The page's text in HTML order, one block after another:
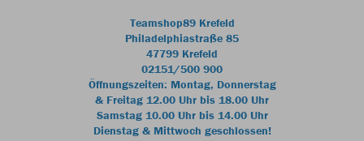
Teamshop89 Krefeld
Philadelphiastraße 85
47799 Krefeld
02151/500 900
Öffnungszeiten: Montag, Donnerstag
& Freitag 12.00 Uhr bis 18.00 Uhr
Samstag 10.00 Uhr bis 14.00 Uhr
Dienstag & Mittwoch geschlossen!